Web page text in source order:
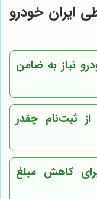
ایران خودرو
نیاز به ضامن
ثبت‌نام چقدر
کاهش مبلغ